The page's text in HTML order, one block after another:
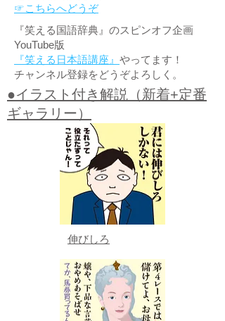
☞こちらへどうぞ
『笑える国語辞典』のスピンオフ企画
YouTube版
『笑える日本語講座』 やってます！
チャンネル登録をどうぞよろしく。
●イラスト付き解説（新着+定番
ギャラリー）
伸びしろ